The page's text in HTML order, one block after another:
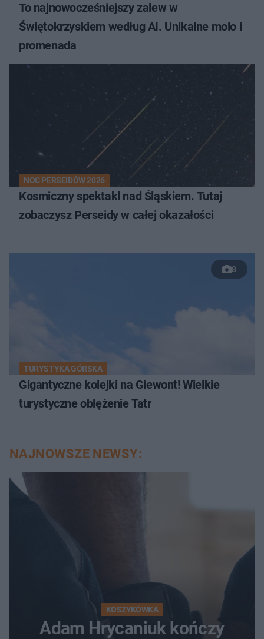
To najnowocześniejszy zalew w
Świętokrzyskiem według AI. Unikalne molo i
promenada
NOC PERSEIDÓW 2026
Kosmiczny spektakl nad Śląskiem. Tutaj
zobaczysz Perseidy w całej okazałości
8
TURYSTYKA GÓRSKA
Gigantyczne kolejki na Giewont! Wielkie
turystyczne oblężenie Tatr
NAJNOWSZE NEWSY:
KOSZYKÓWKA
Adam Hrycaniuk kończy